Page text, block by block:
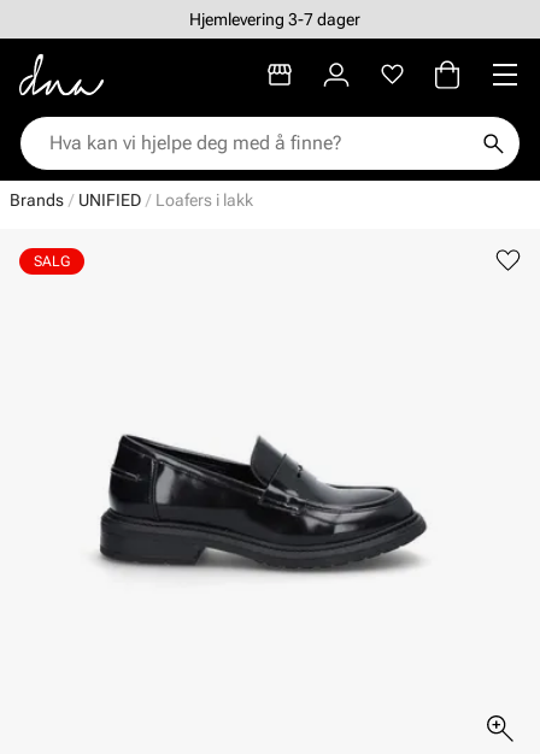
Hjemlevering 3-7 dager
Brands UNIFIED Loafers i lakk
SALG